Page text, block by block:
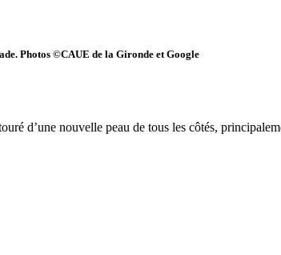
Photos ©CAUE de la Gironde et Google
d’une nouvelle peau de tous les côtés,